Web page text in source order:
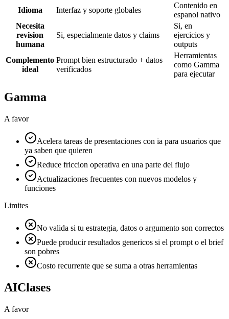
Idioma
Interfaz y soporte globales
Contenido en
espanol nativo
Necesita
revision
humana
Si, especialmente datos y claims
Si, en
ejercicios y
outputs
Complemento
ideal
Prompt bien estructurado + datos
verificados
Herramientas
como Gamma
para ejecutar
Gamma
A favor
Acelera tareas de presentaciones con ia para usuarios que
ya saben que quieren
Reduce friccion operativa en una parte del flujo
Actualizaciones frecuentes con nuevos modelos y
funciones
Limites
No valida si tu estrategia, datos o argumento son correctos
Puede producir resultados genericos si el prompt o el brief
son pobres
Costo recurrente que se suma a otras herramientas
AIClases
A favor